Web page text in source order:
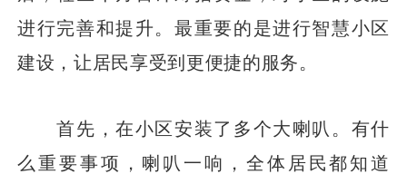
进行完善和提升。最重要的是进行智慧小区
建设，让居民享受到更便捷的服务。
首先，在小区安装了多个大喇叭。有什
么重要事项，喇叭一响，全体居民都知道